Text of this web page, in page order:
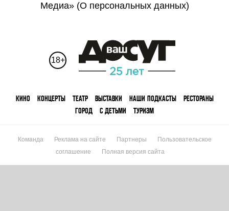
Медиа» (О персональных данных)
18+
КИНО КОНЦЕРТЫ ТЕАТР ВЫСТАВКИ НАШИ ПОДКАСТЫ
РЕСТОРАНЫ
ГОРОД
С ДЕТЬМИ ТУРИЗМ
Команда Реклама на сайте Партнеры
Пользовательское
соглашение
Полная версия сайта